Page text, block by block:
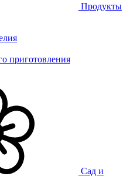
Продукты
приготовления
Сад и